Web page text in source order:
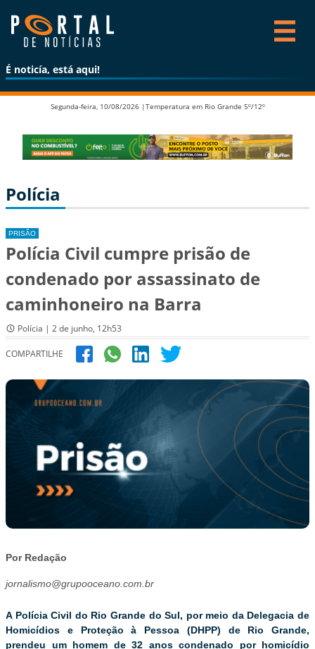
É noticía, está aqui!
Segunda-feira, 10/08/2026 | Temperatura em Rio Grande 5º/12º
Polícia
PRISÃO
Polícia Civil cumpre prisão de
condenado por assassinato de
caminhoneiro na Barra
Polícia | 2 de junho, 12h53
COMPARTILHE
Por Redação
jornalismo@grupooceano.com.br
A Polícia Civil do Rio Grande do Sul, por meio da Delegacia de
Homicídios e Proteção à Pessoa (DHPP) de Rio Grande,
prendeu um homem de 32 anos condenado por homicídio